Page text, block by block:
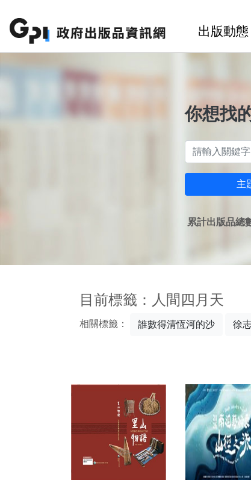
出版動態
你想找
主
累計出版品總
目前標籤：人間四月天
相關標籤： 誰數得清恆河的沙 徐